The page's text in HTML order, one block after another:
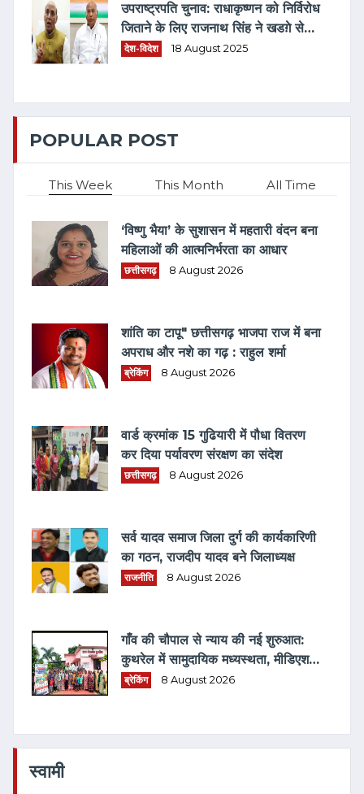
उपराष्ट्रपति चुनाव: राधाकृष्णन को निर्विरोध
जिताने के लिए राजनाथ सिंह ने खडग़े से
बात की
देश-विदेश 18 August 2025
POPULAR POST
This Week This Month All Time
‘विष्णु भैया’ के सुशासन में महतारी वंदन बना
महिलाओं की आत्मनिर्भरता का आधार
छत्तीसगढ़ 8 August 2026
शांति का टापू" छत्तीसगढ़ भाजपा राज में बना
अपराध और नशे का गढ़ : राहुल शर्मा
ब्रेकिंग 8 August 2026
वार्ड क्रमांक 15 गुढियारी में पौधा वितरण
कर दिया पर्यावरण संरक्षण का संदेश
छत्तीसगढ़ 8 August 2026
सर्व यादव समाज जिला दुर्ग की कार्यकारिणी
का गठन, राजदीप यादव बने जिलाध्यक्ष
राजनीति 8 August 2026
गाँव की चौपाल से न्याय की नई शुरुआत:
कुथरेल में सामुदायिक मध्यस्थता, मीडिएशन
3.0 एवं विधिक जागरूकता का संगम
ब्रेकिंग 8 August 2026
स्वामी